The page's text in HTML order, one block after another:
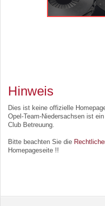
Hinweis
Dies ist keine offizielle
Opel-Team-Niedersachsen ist
Club Betreuung.
Bitte beachten Sie die
Homepageseite !!